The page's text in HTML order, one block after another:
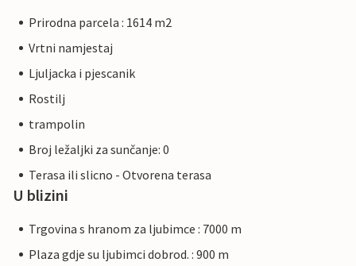
Prirodna parcela : 1614 m2
Vrtni namjestaj
Ljuljacka i pjescanik
Rostilj
trampolin
Broj ležaljki za sunčanje: 0
Terasa ili slicno - Otvorena terasa
U blizini
Trgovina s hranom za ljubimce : 7000 m
Plaza gdje su ljubimci dobrod. : 900 m